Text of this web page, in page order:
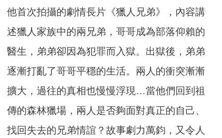
他首次拍攝的劇情長片《獵人兄弟》，內容講
述獵人家族中的兩兄弟，哥哥成為部落仰賴的
醫生，弟弟卻因為犯罪而入獄。出獄後，弟弟
逐漸打亂了哥哥平穩的生活。兩人的衝突漸漸
擴大，過往的真相也慢慢浮現…當他們回到祖
傳的森林獵場，兩人是否夠面對真正的自己、
找回失去的兄弟情誼？故事劇力萬鈞，又令人